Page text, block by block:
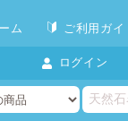
ム ご利用ガイ
ログイン